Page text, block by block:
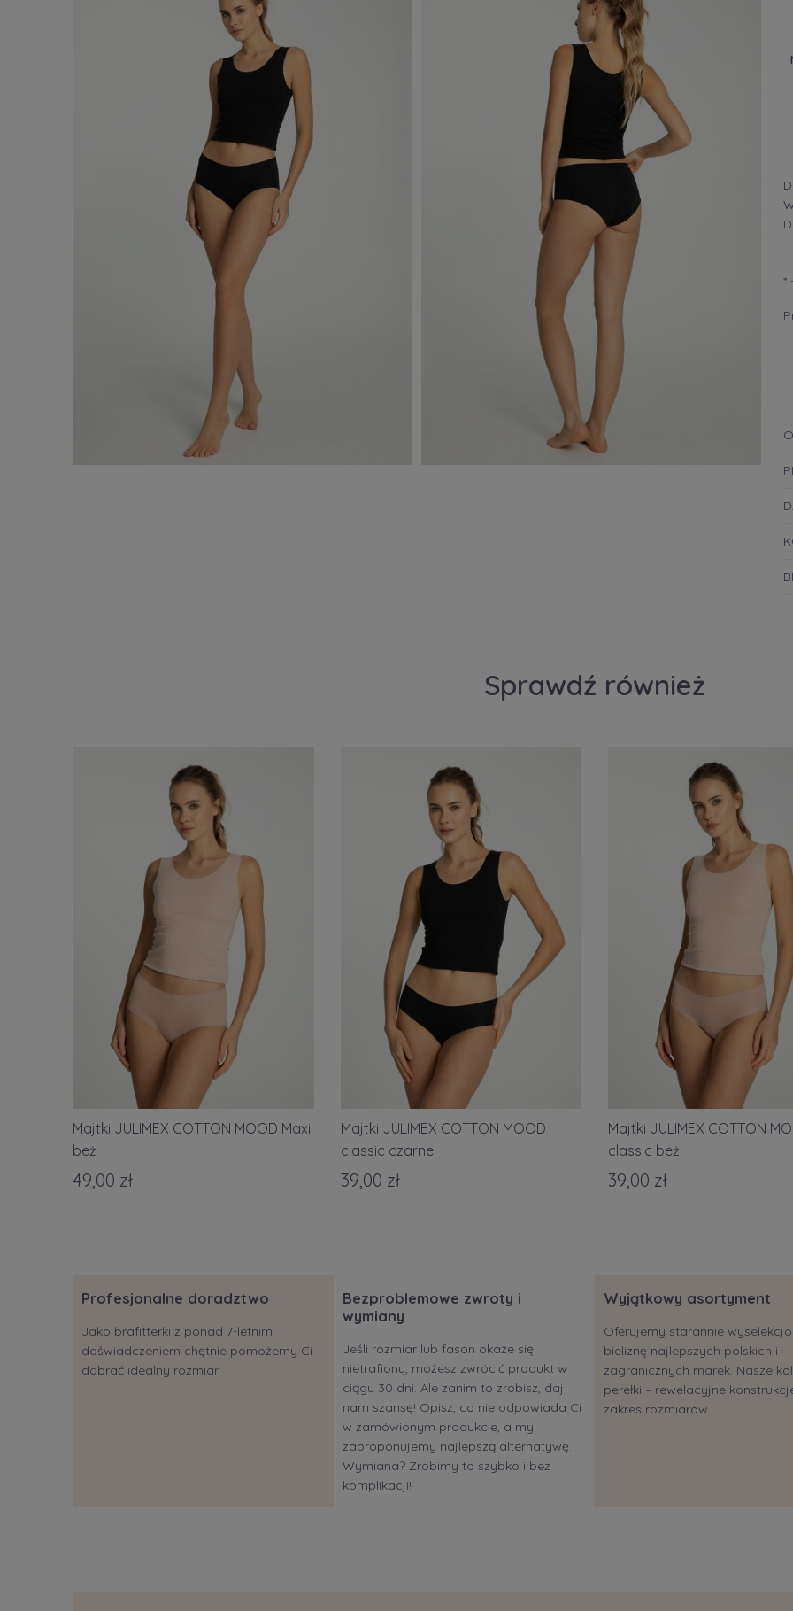
*
Sprawdź również
Majtki JULIMEX COTTON MOOD Maxi
beż
49,00 zł
Majtki JULIMEX COTTON MOOD
classic czarne
39,00 zł
Majtki JULIMEX COTTON
classic beż
39,00 zł
Profesjonalne doradztwo
Jako brafitterki z ponad 7-letnim
doświadczeniem chętnie pomożemy Ci
dobrać idealny rozmiar.
Bezproblemowe zwroty i
wymiany
Jeśli rozmiar lub fason okaże się
nietrafiony, możesz zwrócić produkt w
ciągu 30 dni. Ale zanim to zrobisz, daj
nam szansę! Opisz, co nie odpowiada Ci
w zamówionym produkcie, a my
zaproponujemy najlepszą alternatywę.
Wymiana? Zrobimy to szybko i bez
komplikacji!
Wyjątkowy asortyment
Oferujemy starannie
bieliznę najlepszych polskich i
zagranicznych marek. Nasze
perełki – rewelacyjne
zakres rozmiarów.